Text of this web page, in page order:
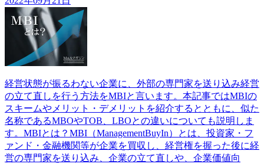
経営状態が振るわない企業に、外部の専門家を送り込み経営
の立て直しを行う方法をMBIと言います。本記事ではMBIの
スキームやメリット・デメリットを紹介するとともに、似た
名称であるMBOやTOB、LBOとの違いについても説明しま
す。MBIとは？MBI（ManagementBuyIn）とは、投資家・フ
ァンド・金融機関等が企業を買収し、経営権を握った後に経
営の専門家を送り込み、企業の立て直しや、企業価値向